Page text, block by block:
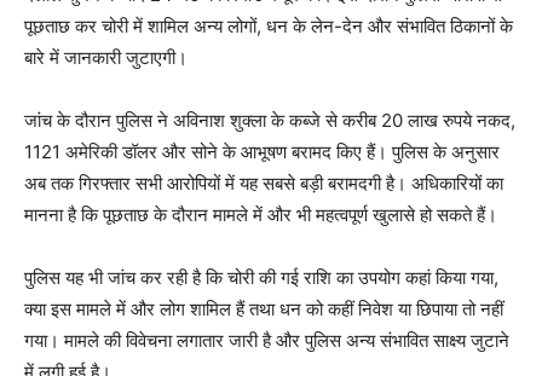
पूछताछ कर चोरी में शामिल अन्य लोगों, धन के लेन-देन और संभावित ठिकानों के
बारे में जानकारी जुटाएगी।
जांच के दौरान पुलिस ने अविनाश शुक्ला के कब्जे से करीब 20 लाख रुपये नकद,
1121 अमेरिकी डॉलर और सोने के आभूषण बरामद किए हैं। पुलिस के अनुसार
अब तक गिरफ्तार सभी आरोपियों में यह सबसे बड़ी बरामदगी है। अधिकारियों का
मानना है कि पूछताछ के दौरान मामले में और भी महत्वपूर्ण खुलासे हो सकते हैं।
पुलिस यह भी जांच कर रही है कि चोरी की गई राशि का उपयोग कहां किया गया,
क्या इस मामले में और लोग शामिल हैं तथा धन को कहीं निवेश या छिपाया तो नहीं
गया। मामले की विवेचना लगातार जारी है और पुलिस अन्य संभावित साक्ष्य जुटाने
में लगी हुई है।